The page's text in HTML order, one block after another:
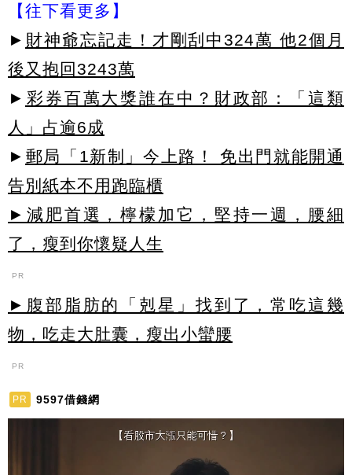
【往下看更多】
► 財神爺忘記走！才剛刮中324萬 他2個月
後又抱回3243萬
► 彩券百萬大獎誰在中？財政部：「這類
人」占逾6成
► 郵局「1新制」今上路！ 免出門就能開通
告別紙本不用跑臨櫃
►減肥首選，檸檬加它，堅持一週，腰細
了，瘦到你懷疑人生
PR
►腹部脂肪的「剋星」找到了，常吃這幾
物，吃走大肚囊，瘦出小蠻腰
PR
PR 9597借錢網